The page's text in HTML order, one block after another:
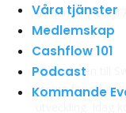
Våra tjänster
Medlemskap
Cashflow 101
Podcast
Kommande
avadmin|okt
Välkommen till
resurs för att